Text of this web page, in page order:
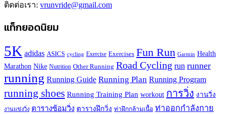
ติดต่อเรา: vrunvride@gmail.com
แท็กยอดนิยม
5K adidas ASICS cycling Exercise Exercises Fun Run Garmin Health
Marathon Nike Nutrition Other Running Road Cycling run runner
running Running Guide Running Plan Running Program
running shoes Running Training Plan workout การวิ่ง งานวิ่ง
งานแข่งวิ่ง ตารางซ้อมวิ่ง ตารางฝึกวิ่ง ท่าฝึกกล้ามเนื้อ ท่าออกกำลังกาย